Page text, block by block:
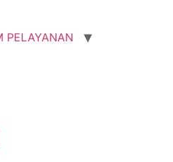
PELAYANAN